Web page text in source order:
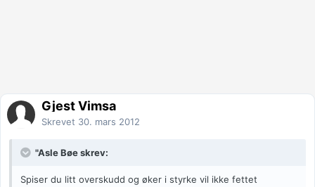
Gjest Vimsa
Skrevet 30. mars 2012
"Asle Bøe skrev:
Spiser du litt overskudd og øker i styrke vil ikke fettet